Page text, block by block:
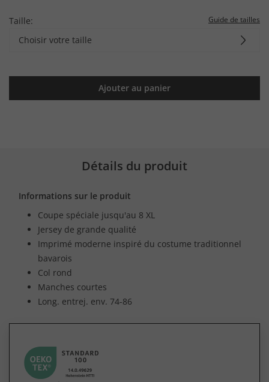
Taille: Guide de tailles
Choisir votre taille
Ajouter au panier
Détails du produit
Informations sur le produit
Coupe spéciale jusqu'au 8 XL
Jersey de grande qualité
Imprimé moderne inspiré du costume traditionnel
bavarois
Col rond
Manches courtes
Long. entrej. env. 74-86